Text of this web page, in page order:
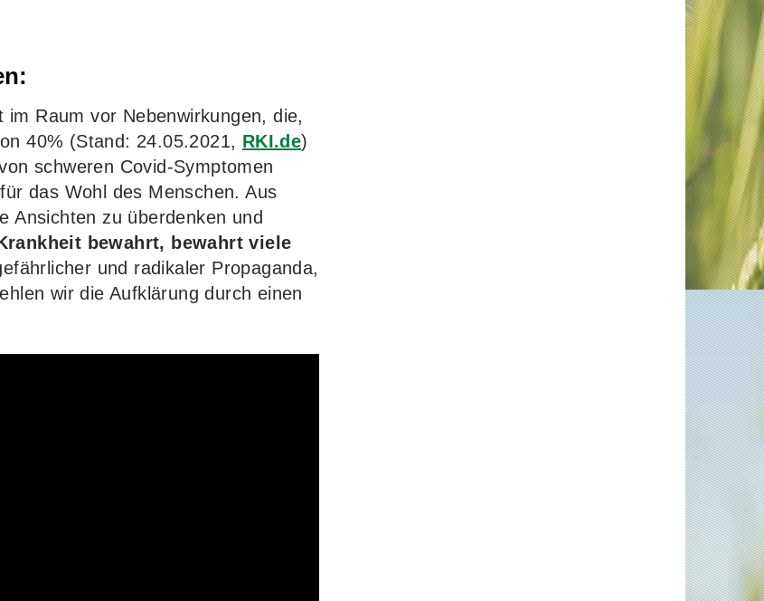
Raum vor Nebenwirkungen, die,
40% (Stand: 24.05.2021, RKI.de)
schweren Covid-Symptomen
das Wohl des Menschen. Aus
Ansichten zu überdenken und
bewahrt, bewahrt viele
und radikaler Propaganda,
wir die Aufklärung durch einen